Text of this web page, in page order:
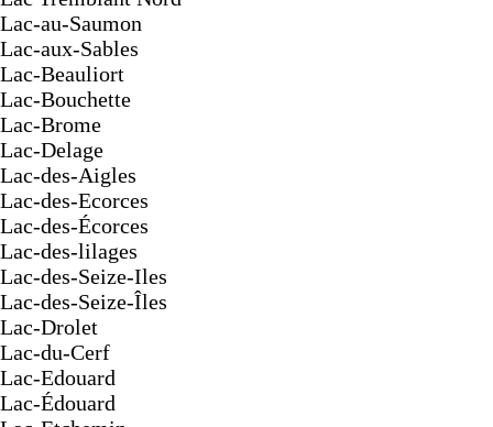
Lac-au-Saumon
Lac-aux-Sables
Lac-Beauliort
Lac-Bouchette
Lac-Brome
Lac-Delage
Lac-des-Aigles
Lac-des-Ecorces
Lac-des-Écorces
Lac-des-lilages
Lac-des-Seize-Iles
Lac-des-Seize-Îles
Lac-Drolet
Lac-du-Cerf
Lac-Edouard
Lac-Édouard